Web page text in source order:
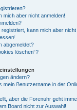
mich aber nicht anmelden!
kann mich aber
abgemeldet?
löschen“?
ändern?
mein Benutzername in der
aber die Forenuhr geht
Board nicht zur Auswahl!